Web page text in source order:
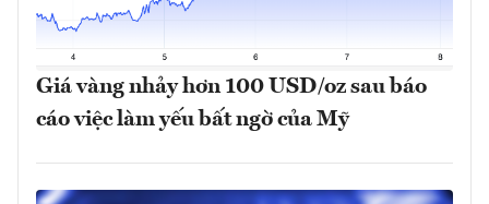
Giá vàng nhảy hơn 100 USD/oz sau báo
cáo việc làm yếu bất ngờ của Mỹ